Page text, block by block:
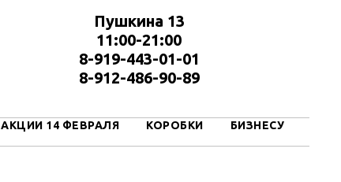
Пушкина 13
11:00-21:00
8-919-443-01-01
8-912-486-90-89
АКЦИИ 14 ФЕВРАЛЯ КОРОБКИ
БИЗНЕСУ